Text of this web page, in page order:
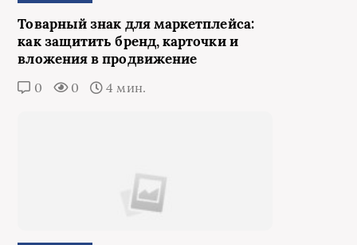
Товарный знак для маркетплейса:
как защитить бренд, карточки и
вложения в продвижение
0 0 4 мин.